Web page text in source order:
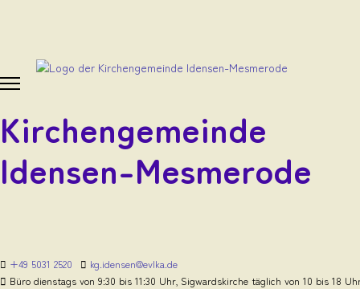
Kirchengemeinde
Idensen-Mesmerode
+49 5031 2520
kg.idensen@evlka.de
Büro dienstags von 9:30 bis 11:30 Uhr, Sigwardskirche täglich von 10 bis 18